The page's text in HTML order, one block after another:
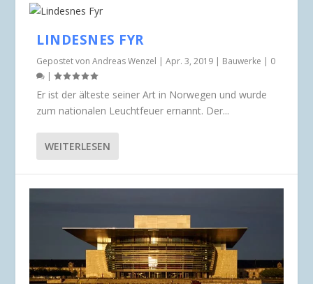
LINDESNES FYR
Gepostet vonAndreas Wenzel |Apr. 3, 2019 | Bauwerke | 0
|
Er ist der älteste seiner Art in Norwegen und wurde
zum nationalen Leuchtfeuer ernannt. Der...
WEITERLESEN